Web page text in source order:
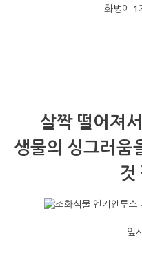
화병에 1
살짝 떨어져
생물의 싱그러움
것
잎